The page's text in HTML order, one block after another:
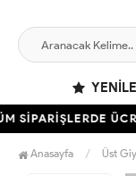
Anasayfa Üst